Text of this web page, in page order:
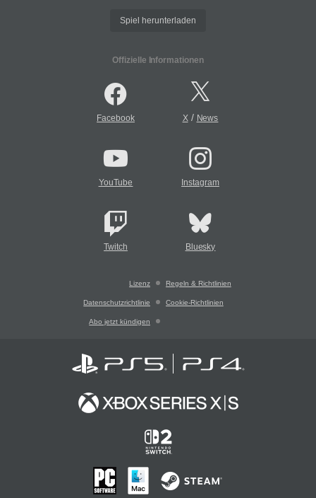
Spiel herunterladen
Offizielle Informationen
Facebook X/ News
YouTube Instagram
Twitch Bluesky
Lizenz Regeln & Richtlinien
Datenschutzrichtlinie Cookie-Richtlinien
Abo jetzt kündigen